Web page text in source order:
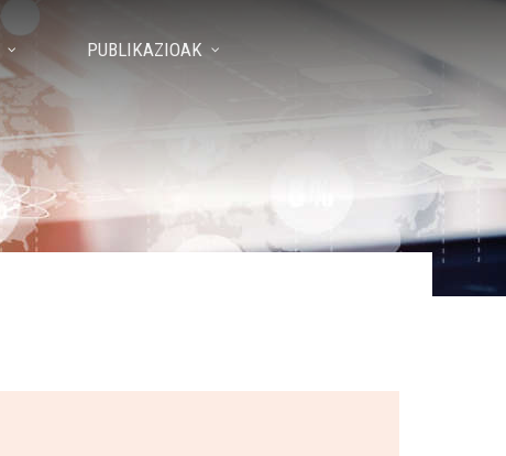
PUBLIKAZIOAK